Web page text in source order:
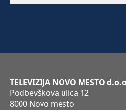
TELEVIZIJA NOVO MESTO
Podbevškova ulica 12
8000 Novo mesto